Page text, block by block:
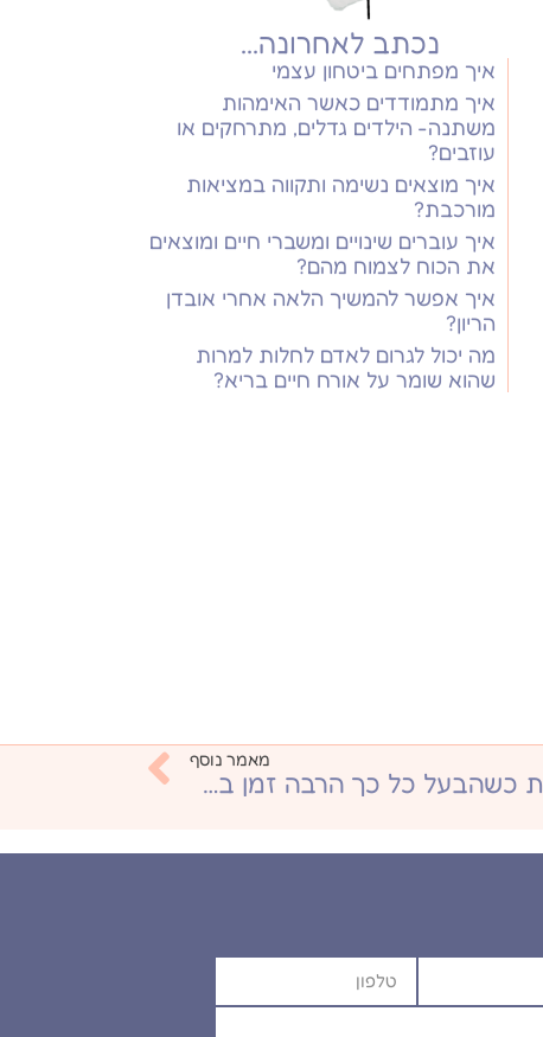
נכתב לאחרונה...
איך מפתחים ביטחון עצמי
איך מתמודדים כאשר האימהות
משתנה- הילדים גדלים, מתרחקים או
עוזבים?
איך מוצאים נשימה ותקווה במציאות
מורכבת?
איך עוברים שינויים ומשברי חיים ומוצאים
את הכוח לצמוח מהם?
איך אפשר להמשיך הלאה אחרי אובדן
הריון?
מה יכול לגרום לאדם לחלות למרות
שהוא שומר על אורח חיים בריא?
מאמר נוסף
איך להרגיש יציבות רגשית כשהבעל כל כך הרבה זמן במילואים?